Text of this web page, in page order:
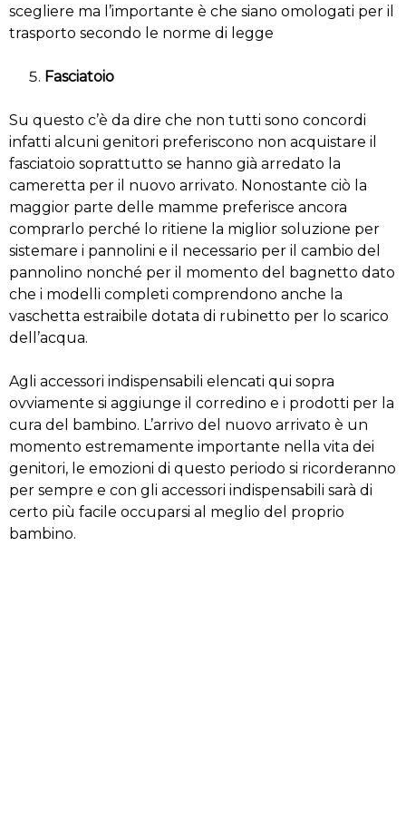
scegliere ma l’importante è che siano omologati per il
trasporto secondo le norme di legge
Fasciatoio
Su questo c’è da dire che non tutti sono concordi
infatti alcuni genitori preferiscono non acquistare il
fasciatoio soprattutto se hanno già arredato la
cameretta per il nuovo arrivato. Nonostante ciò la
maggior parte delle mamme preferisce ancora
comprarlo perché lo ritiene la miglior soluzione per
sistemare i pannolini e il necessario per il cambio del
pannolino nonché per il momento del bagnetto dato
che i modelli completi comprendono anche la
vaschetta estraibile dotata di rubinetto per lo scarico
dell’acqua.
Agli accessori indispensabili elencati qui sopra
ovviamente si aggiunge il corredino e i prodotti per la
cura del bambino. L’arrivo del nuovo arrivato è un
momento estremamente importante nella vita dei
genitori, le emozioni di questo periodo si ricorderanno
per sempre e con gli accessori indispensabili sarà di
certo più facile occuparsi al meglio del proprio
bambino.